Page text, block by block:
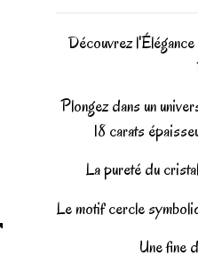
Découvrez
Plongez dans un
18 carats
La pureté du
Le motif cercle
Une fine